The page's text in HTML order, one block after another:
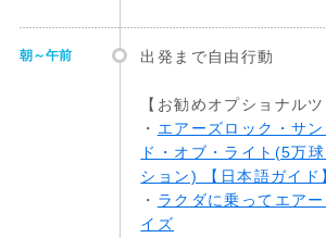
朝～午前 出発まで自由行動
【お勧めオプショナルツ
・ エアーズロック・サ
ド・オブ・ライト(5万
ション) 【日本語ガイド
・ ラクダに乗ってエア
イズ